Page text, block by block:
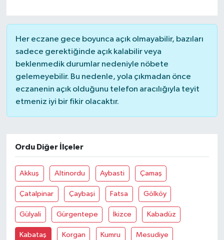
Her eczane gece boyunca açık olmayabilir, bazıları
sadece gerektiğinde açık kalabilir veya
beklenmedik durumlar nedeniyle nöbete
gelemeyebilir. Bu nedenle, yola çıkmadan önce
eczanenin açık olduğunu telefon aracılığıyla teyit
etmeniz iyi bir fikir olacaktır.
Ordu Diğer İlçeler
Akkuş Altinordu Aybasti Çamaş
Çatalpinar Çaybaşi Fatsa Gölköy
Gülyali Gürgentepe İkizce Kabadüz
Kabataş Korgan Kumru Mesudiye